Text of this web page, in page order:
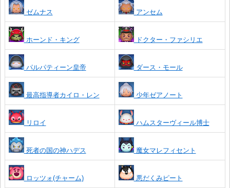
ゼムナス アンセム
ホーンド・キング ドクター・ファシリエ
パルパティーン皇帝 ダース・モール
最高指導者カイロ・レン 少年ゼアノート
リロイ ハムスターヴィール博士
死者の国の神ハデス 魔女マレフィセント
ロッツォ(チャーム) 悪だくみピート